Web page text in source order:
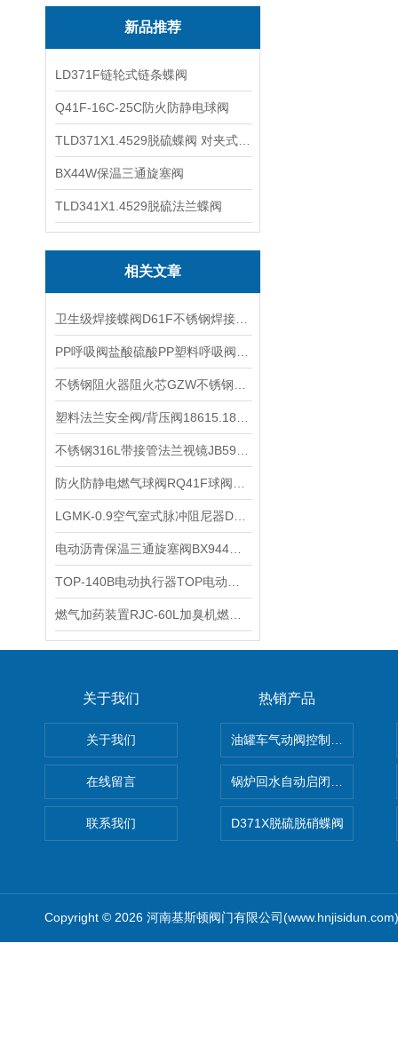
新品推荐
LD371F链轮式链条蝶阀
Q41F-16C-25C防火防静电球阀
BX44W保温三通旋塞阀
TLD341X1.4529脱硫法兰蝶阀
相关文章
关于我们
关于我们
在线留言
联系我们
热销产品
油罐车气动阀控制气动组合
锅炉回水自动启闭阀KTH41X
D371X脱硫脱硝蝶阀
Copyright © 2026 河南基斯顿阀门有限公司